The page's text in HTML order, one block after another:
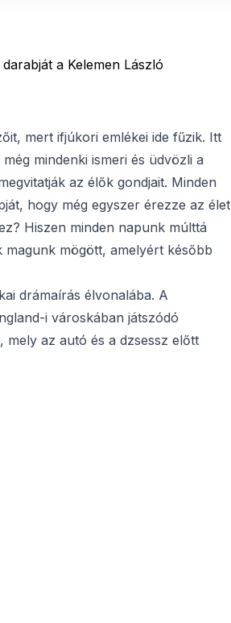
a Kelemen László
mert ifjúkori emlékei ide fűzik. Itt
mindenki ismeri és üdvözli a
az élők gondjait. Minden
hogy még egyszer érezze az élet
Hiszen minden napunk múlttá
mögött, amelyért később
drámaírás élvonalába. A
i városkában játszódó
az autó és a dzsessz előtt